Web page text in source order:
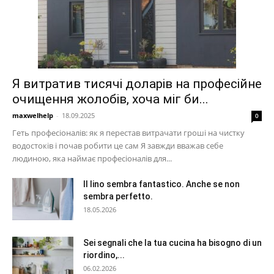
Я витратив тисячі доларів на професійне
очищення жолобів, хоча міг би...
maxwelhelp - 18.09.2025 0
Геть професіоналів: як я перестав витрачати гроші на чистку
водостоків і почав робити це сам Я завжди вважав себе
людиною, яка наймає професіоналів для...
Il lino sembra fantastico. Anche se non
sembra perfetto.
18.05.2026
Sei segnali che la tua cucina ha bisogno di un
riordino,...
06.02.2026